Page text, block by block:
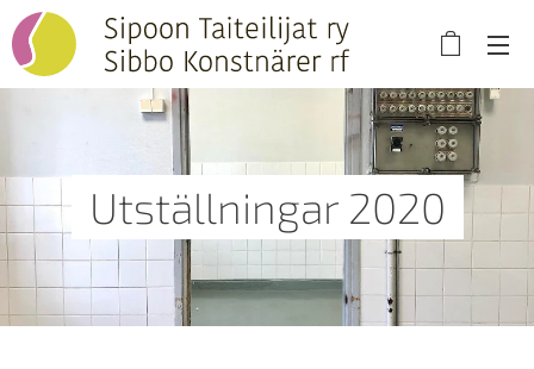
Utställningar 2020